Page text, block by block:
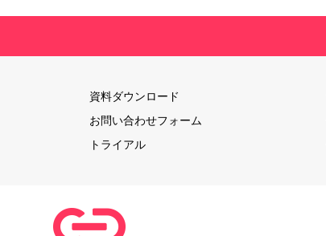
資料ダウンロード
お問い合わせフォーム
トライアル